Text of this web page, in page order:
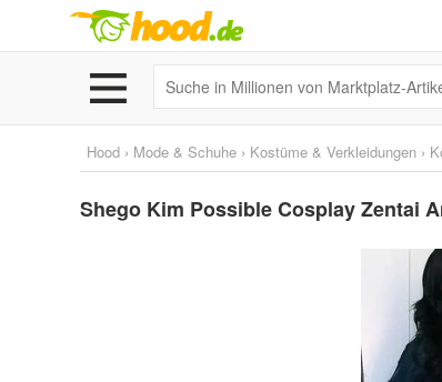
Hood › Mode & Schuhe › Kostüme & Verkleidungen ›
Shego Kim Possible Cosplay Zentai